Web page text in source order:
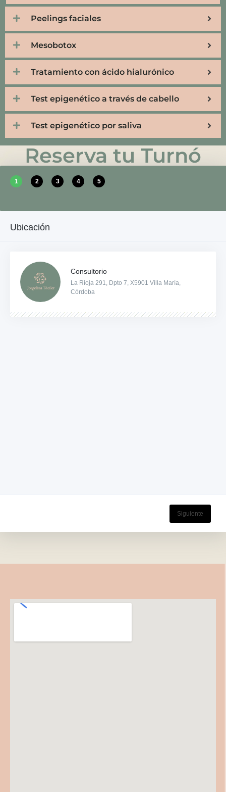
Peelings faciales
Mesobotox
Tratamiento con ácido hialurónico
Test epigenético a través de cabello
Test epigenético por saliva
Reserva tu Turnó
1 2 3 4 5
Ubicación
Consultorio
La Rioja 291, Dpto 7, X5901 Villa María,
Córdoba
Siguiente